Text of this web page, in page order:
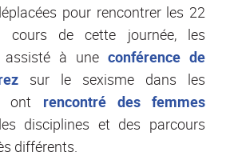
pour rencontrer les 22
cours de cette journée, les
assisté à une conférence de
sur le sexisme dans les
ont rencontré des femmes
disciplines et des parcours
différents.